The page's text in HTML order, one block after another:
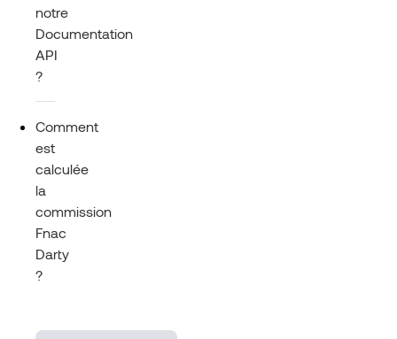
notre
Documentation
API
?
Comment
est
calculée
la
commission
Fnac
Darty
?